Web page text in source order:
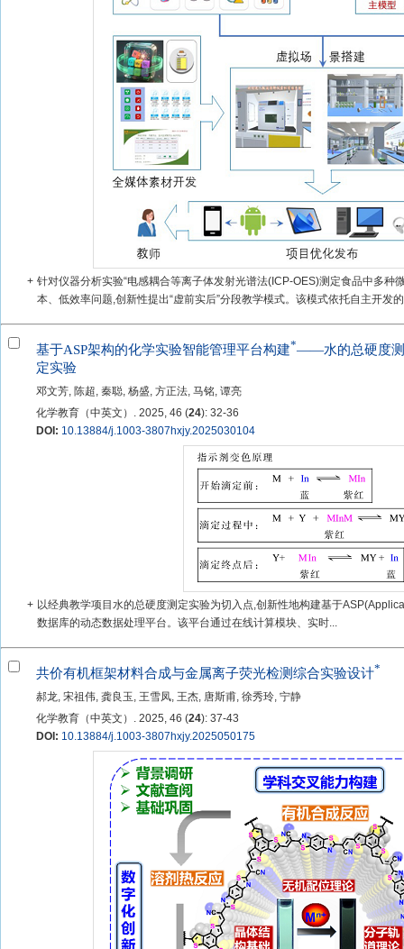
+ 针对仪器分析实验“电感耦合等离子体发射光谱法(ICP-OES)测定食品中多种
本、低效率问题,创新性提出“虚前实后”分段教学模式。该模式依托自主开发
基于ASP架构的化学实验智能管理平台构建*——水的总硬度测
定实验
邓文芳, 陈超, 秦聪, 杨盛, 方正法, 马铭, 谭亮
化学教育（中英文）. 2025, 46 (24): 32-36
DOI: 10.13884/j.1003-3807hxjy.2025030104
+ 以经典教学项目水的总硬度测定实验为切入点,创新性地构建基于
数据库的动态数据处理平台。该平台通过在线计算模块、实时...
共价有机框架材料合成与金属离子荧光检测综合实验设计*
郝龙, 宋祖伟, 龚良玉, 王雪凤, 王杰, 唐斯甫, 徐秀玲, 宁静
化学教育（中英文）. 2025, 46 (24): 37-43
DOI: 10.13884/j.1003-3807hxjy.2025050175